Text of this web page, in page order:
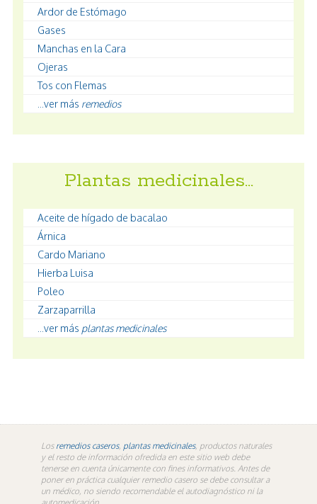
Ardor de Estómago
Gases
Manchas en la Cara
Ojeras
Tos con Flemas
...ver más remedios
Plantas medicinales…
Aceite de hígado de bacalao
Árnica
Cardo Mariano
Hierba Luisa
Poleo
Zarzaparrilla
...ver más plantas medicinales
Los remedios caseros, plantas medicinales, productos naturales
y el resto de información ofredida en este sitio web debe
tenerse en cuenta únicamente con fines informativos. Antes de
poner en práctica cualquier remedio casero se debe consultar a
un médico, no siendo recomendable el autodiagnóstico ni la